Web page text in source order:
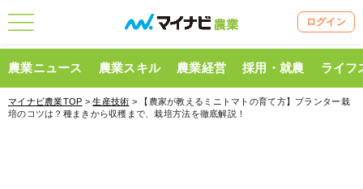
ログイン
農業ニュース 農業スキル 農業経営 採用・就農 ライフ
マイナビ農業TOP >生産技術 > 【農家が教えるミニトマトの育て方】プランター栽
培のコツは？種まきから収穫まで、栽培方法を徹底解説！